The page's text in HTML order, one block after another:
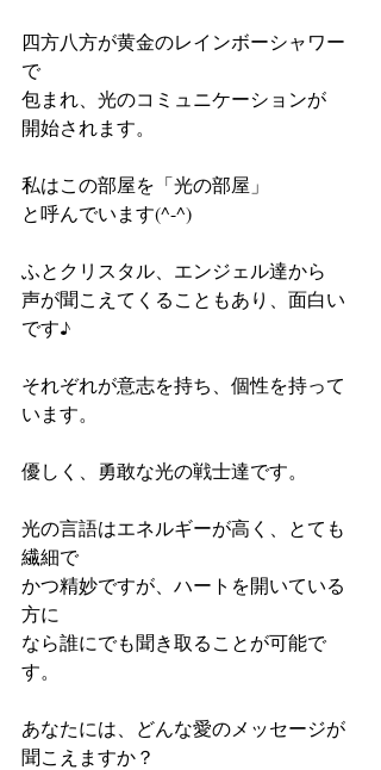
四方八方が黄金のレインボーシャワー
で
包まれ、光のコミュニケーションが
開始されます。
私はこの部屋を「光の部屋」
と呼んでいます(^-^)
ふとクリスタル、エンジェル達から
声が聞こえてくることもあり、面白い
です♪
それぞれが意志を持ち、個性を持って
います。
優しく、勇敢な光の戦士達です。
光の言語はエネルギーが高く、とても
繊細で
かつ精妙ですが、ハートを開いている
方に
なら誰にでも聞き取ることが可能で
す。
あなたには、どんな愛のメッセージが
聞こえますか？